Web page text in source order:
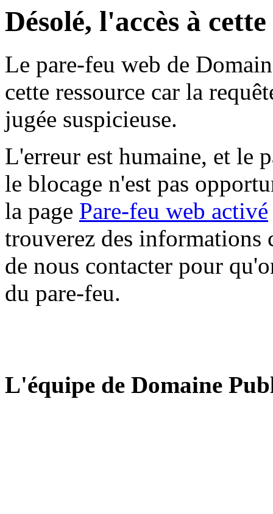
Désolé, l'accès à
Le pare-feu web de
cette ressource car la
jugée suspicieuse.
L'erreur est humaine, et le
le blocage n'est pas
la page Pare-feu web activé
trouverez des informations
de nous contacter pour
du pare-feu.
L'équipe de Domaine